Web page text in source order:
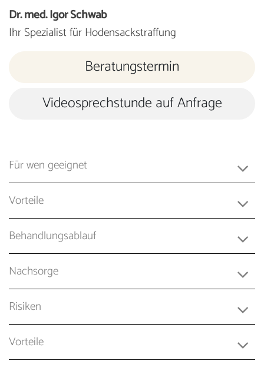
Dr. med. Igor Schwab
Ihr Spezialist für Hodensackstraffung
Beratungstermin
Videosprechstunde auf Anfrage
Für wen geeignet
Vorteile
Behandlungsablauf
Nachsorge
Risiken
Vorteile